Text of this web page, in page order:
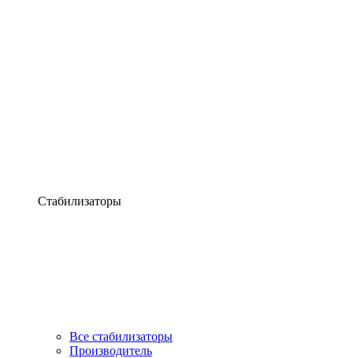
Стабилизаторы
Все стабилизаторы
Производитель